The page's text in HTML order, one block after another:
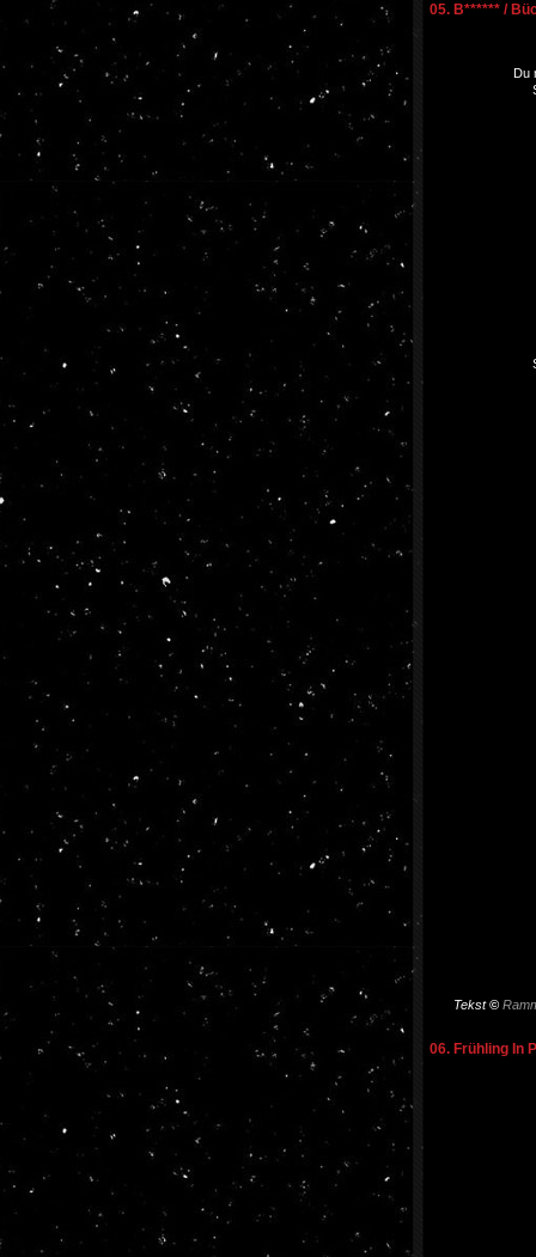
05. B****** /
Du
Tekst©
06. Frühling In